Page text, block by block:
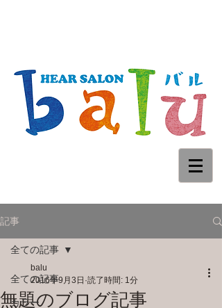
記事
全ての記事
カラー
全ての記事
無題のブログ記事
balu
2016年9月3日 読了時間: 1分